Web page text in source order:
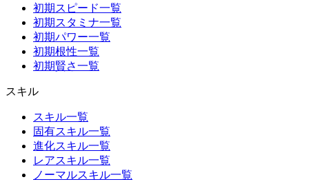
初期スピード一覧
初期スタミナ一覧
初期パワー一覧
初期根性一覧
初期賢さ一覧
スキル
スキル一覧
固有スキル一覧
進化スキル一覧
レアスキル一覧
ノーマルスキル一覧